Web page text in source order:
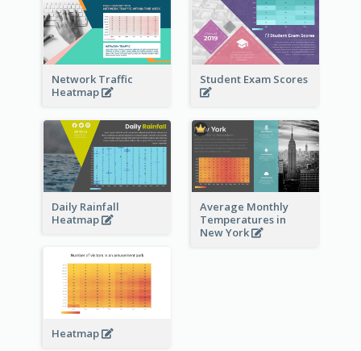
Network Traffic
Heatmap
Student Exam Scores
Daily Rainfall
Heatmap
Average Monthly
Temperatures in
New York
Heatmap